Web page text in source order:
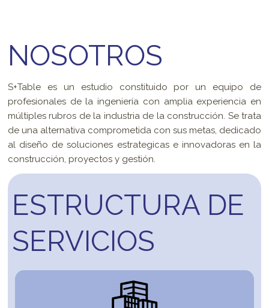
NOSOTROS
S+Table es un estudio constituido por un equipo de
profesionales de la ingeniería con amplia experiencia en
múltiples rubros de la industria de la construcción. Se trata
de una alternativa comprometida con sus metas, dedicado
al diseño de soluciones estrategicas e innovadoras en la
construcción, proyectos y gestión.
ESTRUCTURA DE
SERVICIOS